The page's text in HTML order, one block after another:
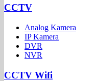
CCTV
Analog Kamera
IP Kamera
DVR
NVR
CCTV Wifi